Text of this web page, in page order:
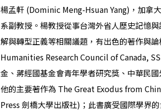
楊孟軒 (Dominic Meng-Hsuan Yang) ，加拿
系副教授。楊教授從事台灣外省人歷史記憶
解與轉型正義等相關議題，有出色的著作與
Humanities Research Council of Canada,
金、蔣經國基金會青年學者研究獎、中華民
他的主要著作為 The Great Exodus from
Press劍橋大學出版社) ；此書廣受國際學界